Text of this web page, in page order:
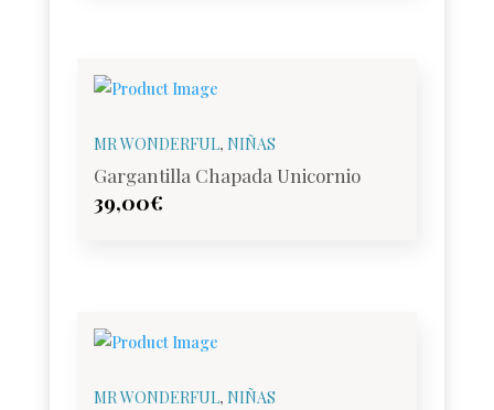
MR WONDERFUL, NIÑAS
Gargantilla Chapada Unicornio
39,00€
MR WONDERFUL, NIÑAS